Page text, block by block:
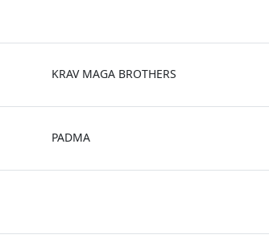
KRAV MAGA BROTHERS
PADMA